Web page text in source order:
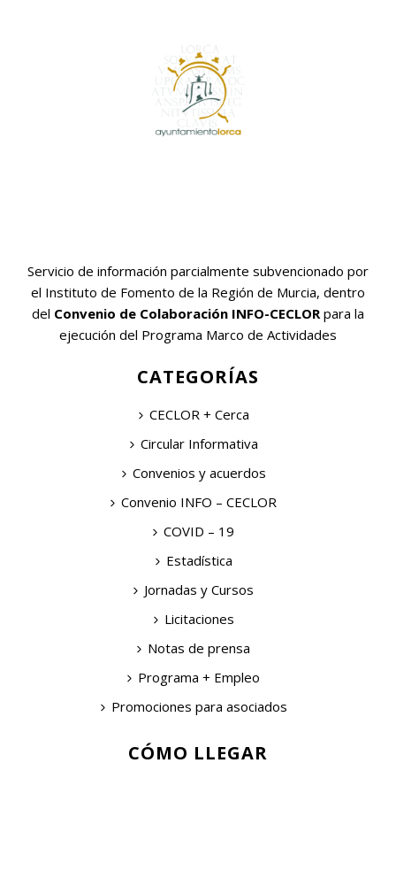
Servicio de información parcialmente subvencionado por
el Instituto de Fomento de la Región de Murcia, dentro
del Convenio de Colaboración INFO-CECLOR para la
ejecución del Programa Marco de Actividades
CATEGORÍAS
CECLOR + Cerca
Circular Informativa
Convenios y acuerdos
Convenio INFO – CECLOR
COVID – 19
Estadística
Jornadas y Cursos
Licitaciones
Notas de prensa
Programa + Empleo
Promociones para asociados
CÓMO LLEGAR